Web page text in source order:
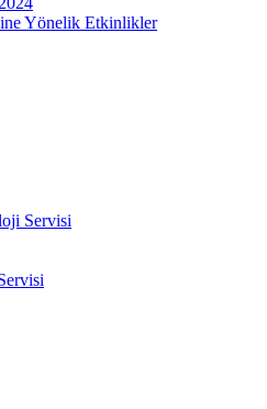
Yönelik Etkinlikler
Servisi